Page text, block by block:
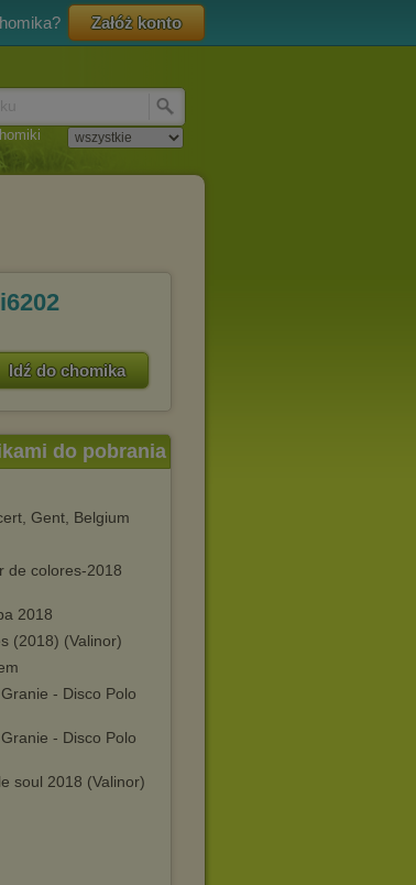
Załóż konto
Idź do chomika
do pobrania
Gent, Belgium
de colores-2018
2018
(2018) (Valinor)
- Disco Polo
- Disco Polo
soul 2018 (Valinor)